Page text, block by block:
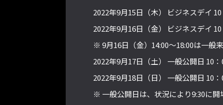
2022年9月15日（木） ビジネスデイ
2022年9月16日（金） ビジネスデイ
※ 9月16日（金）14:00～18:00は一般
2022年9月17日（土） 一般公開日 10
2022年9月18日（日） 一般公開日 10
※ 一般公開日は、状況により9:30に